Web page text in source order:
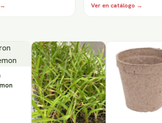
Ver en catálogo →